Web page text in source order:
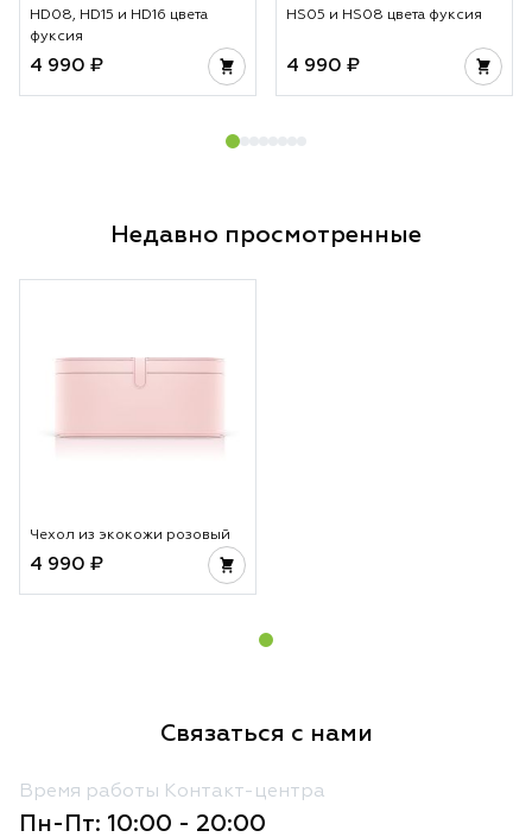
HD08, HD15 и HD16 цвета
фуксия
4 990 ₽
HS05 и HS08 цвета фуксия
4 990 ₽
Недавно просмотренные
Чехол из экокожи розовый
4 990 ₽
Связаться с нами
Время работы Контакт-центра
Пн-Пт: 10:00 - 20:00